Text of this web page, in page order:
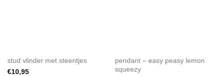
stud vlinder met steentjes
€10,95
pendant – easy peasy lemon
squeezy